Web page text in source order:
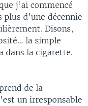
j’ai commencé
d’une décennie
Disons,
la simple
dans la cigarette.
de la
un irresponsable